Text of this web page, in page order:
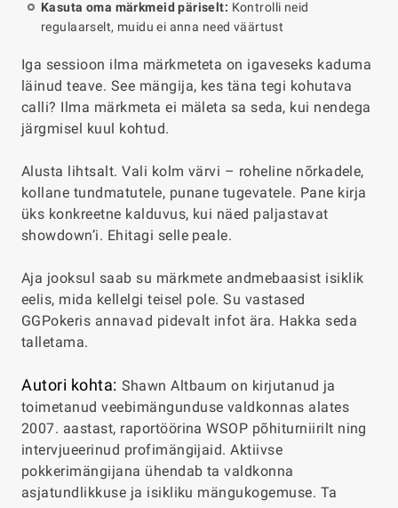
Kasuta oma märkmeid päriselt: Kontrolli neid
regulaarselt, muidu ei anna need väärtust
Iga sessioon ilma märkmeteta on igaveseks kaduma
läinud teave. See mängija, kes täna tegi kohutava
calli? Ilma märkmeta ei mäleta sa seda, kui nendega
järgmisel kuul kohtud.
Alusta lihtsalt. Vali kolm värvi – roheline nõrkadele,
kollane tundmatutele, punane tugevatele. Pane kirja
üks konkreetne kalduvus, kui näed paljastavat
showdown’i. Ehitagi selle peale.
Aja jooksul saab su märkmete andmebaasist isiklik
eelis, mida kellelgi teisel pole. Su vastased
GGPokeris annavad pidevalt infot ära. Hakka seda
talletama.
Autori kohta: Shawn Altbaum on kirjutanud ja
toimetanud veebimängunduse valdkonnas alates
2007. aastast, raportöörina WSOP põhiturniirilt ning
intervjueerinud profimängijaid. Aktiivse
pokkerimängijana ühendab ta valdkonna
asjatundlikkuse ja isikliku mängukogemuse. Ta